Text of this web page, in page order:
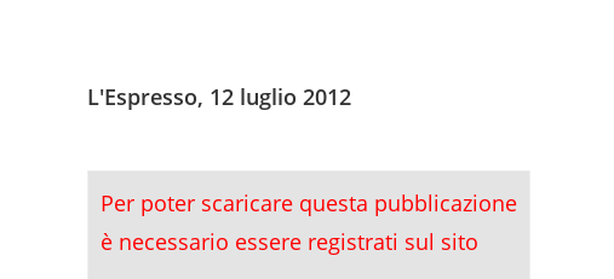
L'Espresso, 12 luglio 2012
Per poter scaricare questa pubblicazione
è necessario essere registrati sul sito